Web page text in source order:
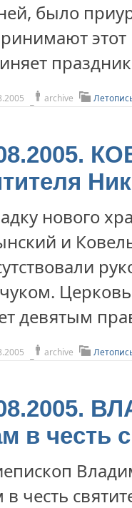
было
archive
нового
и
Церковь
девятым
archive
в честь
в честь